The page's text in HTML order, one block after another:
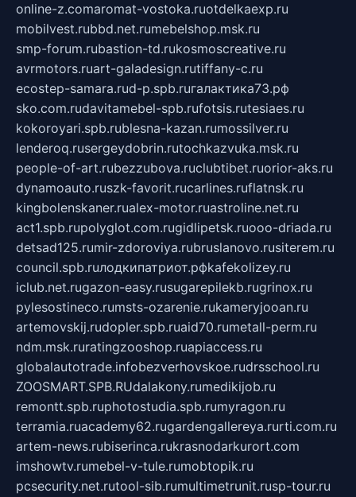
online-z.comaromat-vostoka.ruotdelkaexp.ru
mobilvest.rubbd.net.rumebelshop.msk.ru
smp-forum.rubastion-td.rukosmoscreative.ru
avrmotors.ruart-galadesign.rutiffany-c.ru
ecostep-samara.rud-p.spb.ruгалактика73.рф
sko.com.rudavitamebel-spb.rufotsis.rutesiaes.ru
kokoroyari.spb.rublesna-kazan.rumossilver.ru
lenderoq.rusergeydobrin.rutochkazvuka.msk.ru
people-of-art.rubezzubova.ruclubtibet.ruorior-aks.ru
dynamoauto.ruszk-favorit.rucarlines.ruflatnsk.ru
kingbolenskaner.rualex-motor.ruastroline.net.ru
act1.spb.rupolyglot.com.rugidlipetsk.ruooo-driada.ru
detsad125.rumir-zdoroviya.rubruslanovo.rusiterem.ru
council.spb.ruлодкипатриот.рфkafekolizey.ru
iclub.net.rugazon-easy.rusugarepilekb.rugrinox.ru
pylesostineco.rumsts-ozarenie.rukameryjooan.ru
artemovskij.rudopler.spb.ruaid70.rumetall-perm.ru
ndm.msk.ruratingzooshop.ruapiaccess.ru
globalautotrade.infobezverhovskoe.rudrsschool.ru
ZOOSMART.SPB.RUdalakony.rumedikijob.ru
remontt.spb.ruphotostudia.spb.rumyragon.ru
terramia.ruacademy62.rugardengallereya.rurti.com.ru
artem-news.rubiserinca.rukrasnodarkurort.com
imshowtv.rumebel-v-tule.rumobtopik.ru
pcsecurity.net.rutool-sib.rumultimetrunit.rusp-tour.ru